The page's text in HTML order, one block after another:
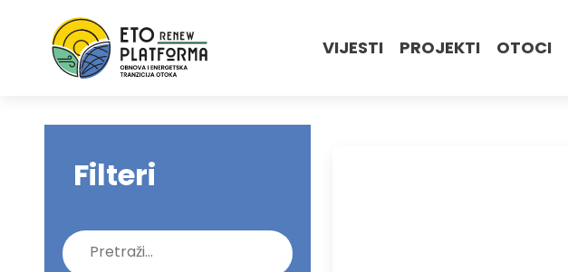
VIJESTI PROJEKTI OTOCI
Filteri
Pretraži: